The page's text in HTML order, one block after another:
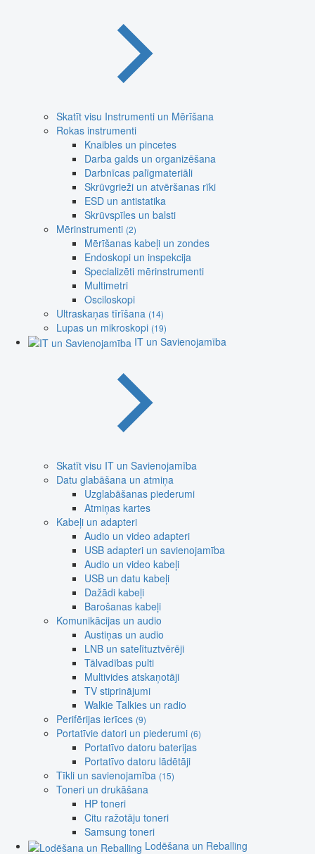
Skatīt visu Instrumenti un Mērīšana
Rokas instrumenti
Knaibles un pincetes
Darba galds un organizēšana
Darbnīcas palīgmateriāli
Skrūvgrieži un atvēršanas rīki
ESD un antistatika
Skrūvspīles un balsti
Mērinstrumenti (2)
Mērīšanas kabeļi un zondes
Endoskopi un inspekcija
Specializēti mērinstrumenti
Multimetri
Osciloskopi
Ultraskaņas tīrīšana (14)
Lupas un mikroskopi (19)
IT un Savienojamība
Skatīt visu IT un Savienojamība
Datu glabāšana un atmiņa
Uzglabāšanas piederumi
Atmiņas kartes
Kabeļi un adapteri
Audio un video adapteri
USB adapteri un savienojamība
Audio un video kabeļi
USB un datu kabeļi
Dažādi kabeļi
Barošanas kabeļi
Komunikācijas un audio
Austiņas un audio
LNB un satelītuztvērēji
Tālvadības pulti
Multivides atskaņotāji
TV stiprinājumi
Walkie Talkies un radio
Perifērijas ierīces (9)
Portatīvie datori un piederumi (6)
Portatīvo datoru baterijas
Portatīvo datoru lādētāji
Tīkli un savienojamība (15)
Toneri un drukāšana
HP toneri
Citu ražotāju toneri
Samsung toneri
Lodēšana un Reballing